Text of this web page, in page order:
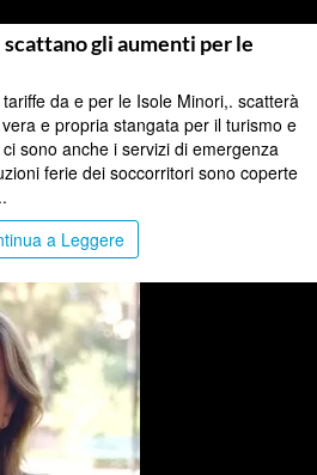
gli aumenti per le
da e per le Isole Minori,. scatterà
e propria stangata per il turismo e
sono anche i servizi di emergenza
ferie dei soccorritori sono coperte
a Leggere